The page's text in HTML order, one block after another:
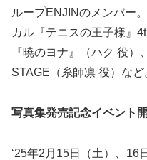
ループENJINのメンバー
カル『テニスの王子様』
『暁のヨナ』（ハク 役
STAGE（糸師凛 役）など
写真集発売記念イベント
‘25年2月15日（土）、16